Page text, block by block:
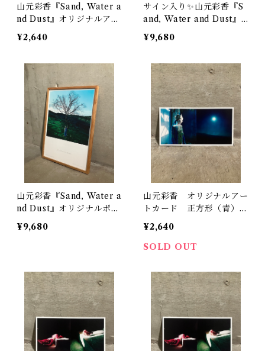
山元彩香『Sand, Water a
nd Dust』オリジナルアー
トカード（赤）（青）2枚
セット
¥2,640
サイン入り✨山元彩香『S
and, Water and Dust』
オリジナルポスター A2
サイズ 数量限定サイン入
¥9,680
山元彩香『Sand, Water a
nd Dust』オリジナルポス
ター A2サイズ サイン
無し
¥9,680
山元彩香 オリジナルアー
トカード 正方形（青）2
枚セット
¥2,640
SOLD OUT